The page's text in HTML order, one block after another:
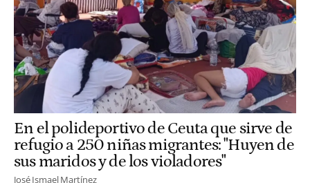
En el polideportivo de Ceuta que sirve de
refugio a 250 niñas migrantes: "Huyen de
sus maridos y de los violadores"
José Ismael Martínez